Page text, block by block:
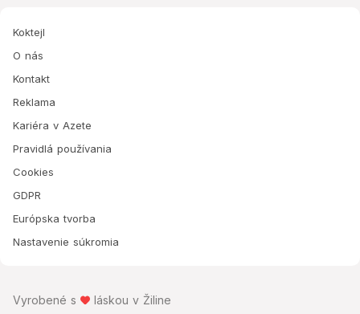
Koktejl
O nás
Kontakt
Reklama
Kariéra v Azete
Pravidlá používania
Cookies
GDPR
Európska tvorba
Nastavenie súkromia
Vyrobené s láskou v Žiline